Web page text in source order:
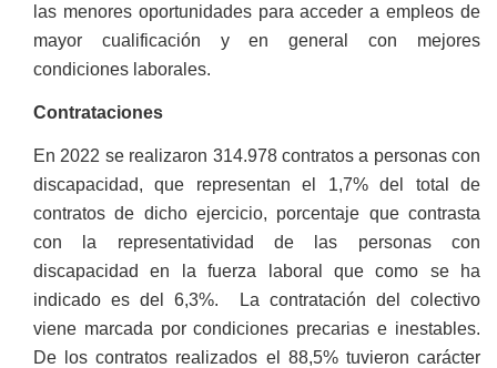
las menores oportunidades para acceder a empleos de
mayor cualificación y en general con mejores
condiciones laborales.
Contrataciones
En 2022 se realizaron 314.978 contratos a personas con
discapacidad, que representan el 1,7% del total de
contratos de dicho ejercicio, porcentaje que contrasta
con la representatividad de las personas con
discapacidad en la fuerza laboral que como se ha
indicado es del 6,3%. La contratación del colectivo
viene marcada por condiciones precarias e inestables.
De los contratos realizados el 88,5% tuvieron carácter